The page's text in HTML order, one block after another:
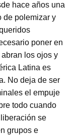
hace años una
de polemizar y
poner en
los ojos y
Latina es
No deja de ser
el empuje
todo cuando
se
grupos e